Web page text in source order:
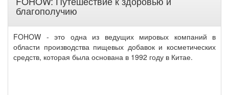
благополучию
FOHOW - это одна из ведущих мировых компаний в
области производства пищевых добавок и косметических
средств, которая была основана в 1992 году в Китае.